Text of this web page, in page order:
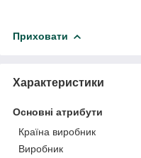
Приховати
Характеристики
Основні атрибути
Країна виробник
Виробник